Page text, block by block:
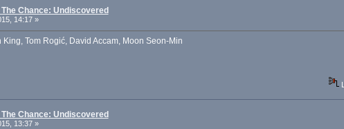
Chance: Undiscovered
14:17 »
Tom Rogić, David Accam, Moon Seon-Min
Chance: Undiscovered
13:37 »